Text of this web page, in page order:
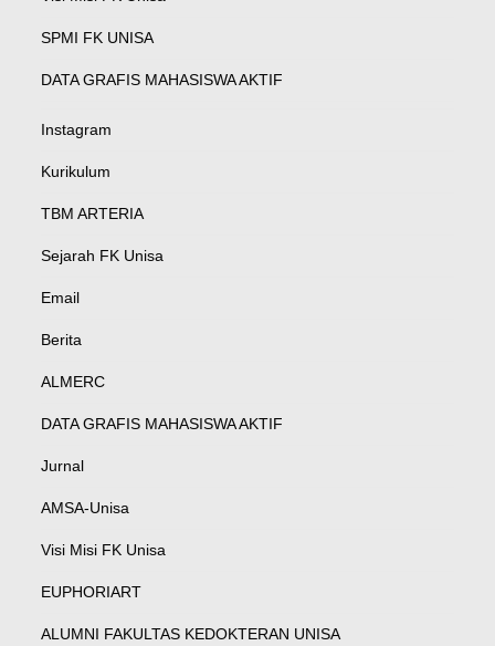
SPMI FK UNISA
DATA GRAFIS MAHASISWA AKTIF
Instagram
Kurikulum
TBM ARTERIA
Sejarah FK Unisa
Email
Berita
ALMERC
DATA GRAFIS MAHASISWA AKTIF
Jurnal
AMSA-Unisa
Visi Misi FK Unisa
EUPHORIART
ALUMNI FAKULTAS KEDOKTERAN UNISA